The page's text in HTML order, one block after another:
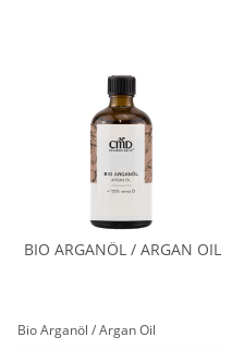
BIO ARGANÖL / ARGAN OIL
Bio Arganöl / Argan Oil